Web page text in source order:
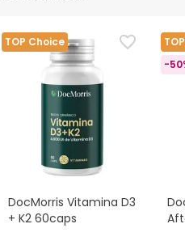
TOP Choice
DocMorris Vitamina D3
+ K2 60caps
-